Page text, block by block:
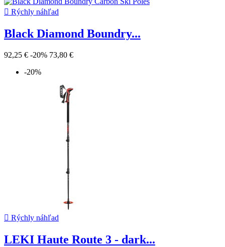
 Rýchly náhľad
Black Diamond Boundry...
92,25 € -20% 73,80 €
-20%
 Rýchly náhľad
LEKI Haute Route 3 - dark...